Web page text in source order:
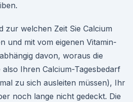
zur welchen Zeit Sie Calcium
und mit vom eigenen Vitamin-
davon, woraus die
Ihren Calcium-Tagesbedarf
zu sich ausleiten müssen), Ihr
noch lange nicht gedeckt. Die